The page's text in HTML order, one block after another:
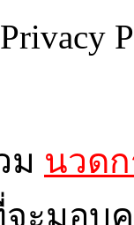
ม นวด
จะมอ